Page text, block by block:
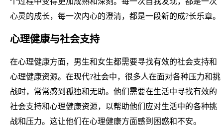
心灵的成长，每一次内心的澄清，都是一段新的成?长乐章。
心理健康与社会支持
在心理健康方面，男生和女生都需要寻找有效的社会支持和
心理健康资源。在现代?社会中，很多人在面对各种压力和挑
战时，常常感到孤独和无助。他们需要在生活中寻找有效的
社会支持和心理健康资源，以帮助他们应对生活中的各种挑
战和压力。这让他们在心理健康方面感到困惑和不安。